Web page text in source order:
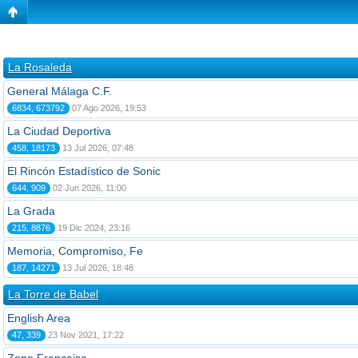
La Rosaleda
General Málaga C.F.
6834, 673792 07 Ago 2026, 19:53
La Ciudad Deportiva
458, 18173 13 Jul 2026, 07:48
El Rincón Estadístico de Sonic
644, 909 02 Jun 2026, 11:00
La Grada
215, 8876 19 Dic 2024, 23:16
Memoria, Compromiso, Fe
187, 14271 13 Jul 2026, 18:48
La Torre de Babel
English Area
47, 339 23 Nov 2021, 17:22